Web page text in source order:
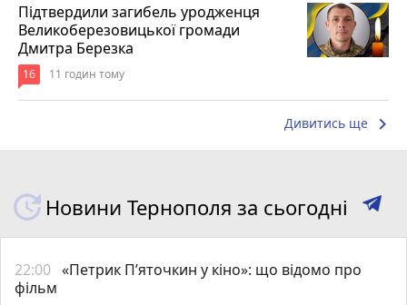
Підтвердили загибель уродженця
Великоберезовицької громади
Дмитра Березка
16 11 годин тому
Дивитись ще keyboard_arrow_right
Новини Тернополя за сьогодні
22:00 «Петрик П’яточкин у кіно»: що відомо про
фільм